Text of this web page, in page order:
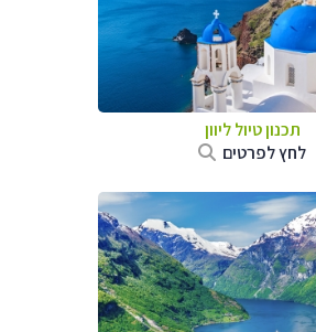
תכנון טיול ליוון
לחץ לפרטים